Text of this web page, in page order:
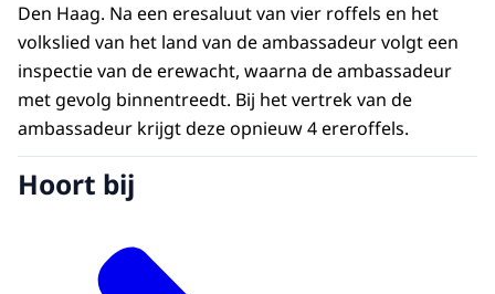
Den Haag. Na een eresaluut van vier roffels en het
volkslied van het land van de ambassadeur volgt een
inspectie van de erewacht, waarna de ambassadeur
met gevolg binnentreedt. Bij het vertrek van de
ambassadeur krijgt deze opnieuw 4 ereroffels.
Hoort bij